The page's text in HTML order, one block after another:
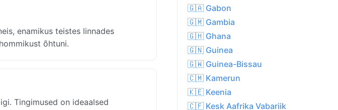
enamikus teistes linnades
õhtuni.
Tingimused on ideaalsed
🇬🇦 Gabon
🇬🇲 Gambia
🇬🇭 Ghana
🇬🇳 Guinea
🇬🇼 Guinea-Bissau
🇨🇲 Kamerun
🇰🇪 Keenia
🇨🇫 Kesk Aafrika Vabariik